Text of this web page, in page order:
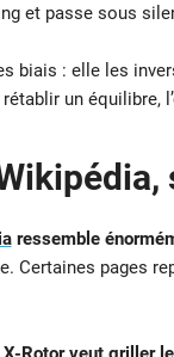
et passe sous
biais : elle les
un équilibre,
ressemble
Certaines pages